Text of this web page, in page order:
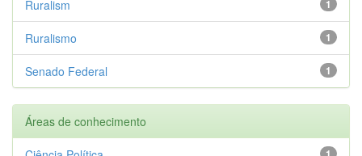
1
Ruralism
1
Ruralismo
1
Senado Federal
Áreas de conhecimento